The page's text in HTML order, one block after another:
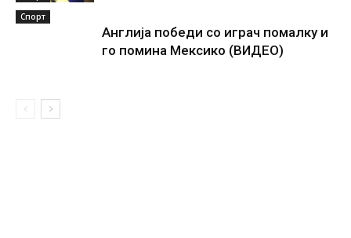
Спорт
Англија победи со играч помалку и
го помина Мексико (ВИДЕО)